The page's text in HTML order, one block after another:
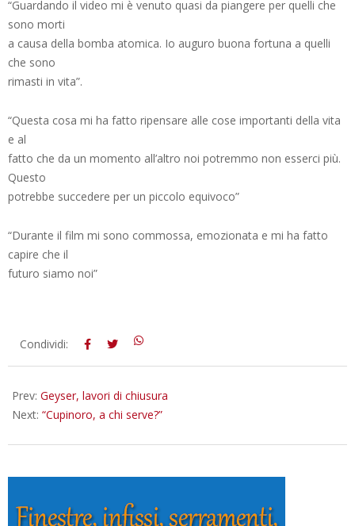
“Guardando il video mi è venuto quasi da piangere per quelli che
sono morti
a causa della bomba atomica. Io auguro buona fortuna a quelli
che sono
rimasti in vita”.
“Questa cosa mi ha fatto ripensare alle cose importanti della vita
e al
fatto che da un momento all’altro noi potremmo non esserci più.
Questo
potrebbe succedere per un piccolo equivoco”
“Durante il film mi sono commossa, emozionata e mi ha fatto
capire che il
futuro siamo noi”
2013-
Condividi:
Prev: Geyser, lavori di chiusura
Next: “Cupinoro, a chi serve?”